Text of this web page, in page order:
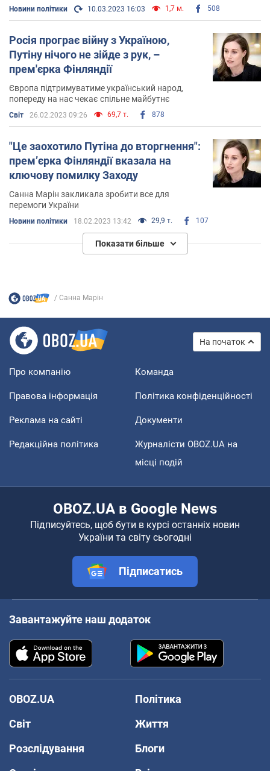
Новини політики 10.03.2023 16:03 1,7 м. 508
Росія програє війну з Україною,
Путіну нічого не зійде з рук, –
прем'єрка Фінляндії
Європа підтримуватиме український народ,
попереду на нас чекає спільне майбутнє
Світ 26.02.2023 09:26 69,7 т. 878
"Це заохотило Путіна до вторгнення":
прем’єрка Фінляндії вказала на
ключову помилку Заходу
Санна Марін закликала зробити все для
перемоги України
Новини політики 18.02.2023 13:42 29,9 т. 107
Показати більше
Санна Марін
На початок
Про компанію Команда
Правова інформація Політика конфіденційності
Реклама на сайті Документи
Редакційна політика
Журналісти OBOZ.UA на
місці подій
OBOZ.UA в Google News
Підписуйтесь, щоб бути в курсі останніх новин
України та світу сьогодні
Підписатись
Завантажуйте наш додаток
OBOZ.UA
Політика
Світ
Життя
Розслідування
Блоги